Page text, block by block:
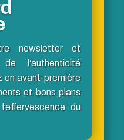
newsletter et
l’authenticité
en avant-première
et bons plans
du